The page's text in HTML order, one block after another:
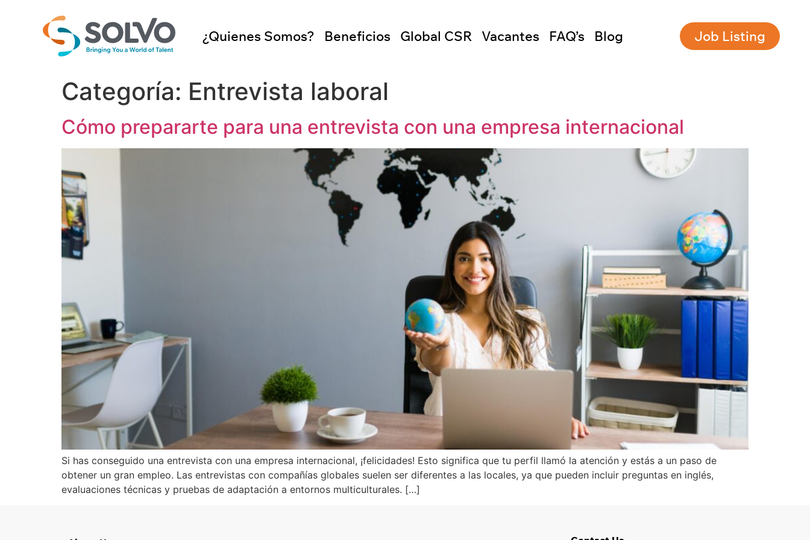
¿Quienes Somos? Beneficios Global CSR Vacantes FAQ’s Blog Job Listing
Categoría: Entrevista laboral
Cómo prepararte para una entrevista con una empresa internacional
Si has conseguido una entrevista con una empresa internacional, ¡felicidades! Esto significa que tu perfil llamó la atención y estás a un paso de
obtener un gran empleo. Las entrevistas con compañías globales suelen ser diferentes a las locales, ya que pueden incluir preguntas en inglés,
evaluaciones técnicas y pruebas de adaptación a entornos multiculturales. […]